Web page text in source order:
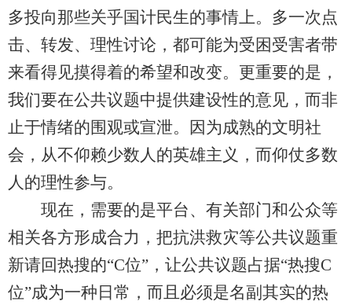
多投向那些关乎国计民生的事情上。多一次点
击、转发、理性讨论，都可能为受困受害者带
来看得见摸得着的希望和改变。更重要的是，
我们要在公共议题中提供建设性的意见，而非
止于情绪的围观或宣泄。因为成熟的文明社
会，从不仰赖少数人的英雄主义，而仰仗多数
人的理性参与。
现在，需要的是平台、有关部门和公众等
相关各方形成合力，把抗洪救灾等公共议题重
新请回热搜的“C位”，让公共议题占据“热搜C
位”成为一种日常，而且必须是名副其实的热